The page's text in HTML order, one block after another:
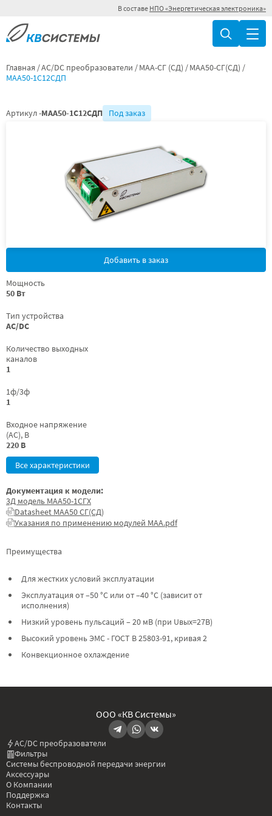
В составе НПО «Энергетическая электроника»
Главная AC/DC преобразователи МАА-СГ (СД)
МАА50-СГ(СД)
МАА50-1С12СДП
Артикул -МАА50-1С12СДП Под заказ
Добавить в заказ
Мощность
50 Вт
Тип устройства
AC/DC
Количество выходных
каналов
1
1ф/3ф
1
Входное напряжение
(AC), В
220 В
Все характеристики
Преимущества
Для жестких условий эксплуатации
Эксплуатация от –50 °C или от –40 °C (зависит от
исполнения)
Низкий уровень пульсаций – 20 мВ (при Uвых=27В)
Высокий уровень ЭМС - ГОСТ В 25803-91, кривая 2
Конвекционное охлаждение
Документация к модели:
3Д модель МАА50-1СГХ
Datasheet МАА50 СГ(СД)
Указания по применению модулей МАА.pdf
ООО «КВ Системы»
AC/DC преобразователи
Фильтры
Системы беспроводной передачи энергии
Аксессуары
О Компании
Поддержка
Контакты